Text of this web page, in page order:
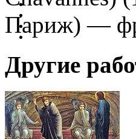
Париж) —
Другие